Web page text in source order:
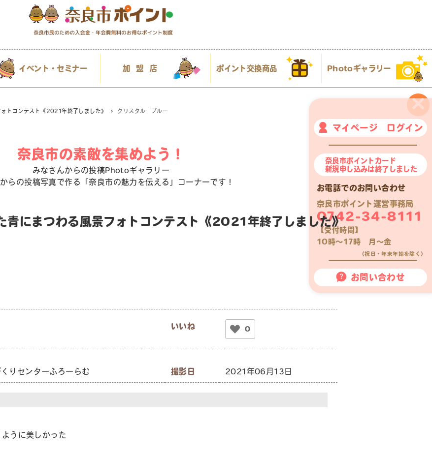
×
マイページ ログイン
奈良市ポイントカード
新規申し込みは終了しました
お電話でのお問い合わせ
奈良市ポイント運営事務局
0742-34-8111
【受付時間】
10時〜17時 月〜金
（祝日・年末年始を除く）
お問い合わせ
イベント・セミナー 加盟店 ポイント交換商品 Photoギャラリー
トコンテスト《2021年終了しました》 クリスタル ブルー
奈良市の素敵を集めよう！
みなさんからの投稿Photoギャラリー
らの投稿写真で作る「奈良市の魅力を伝える」コーナーです！
青にまつわる風景フォトコンテスト《2021年終了しました》
いいね 0
りセンターふろーらむ 撮影日 2021年06月13日
うに美しかった